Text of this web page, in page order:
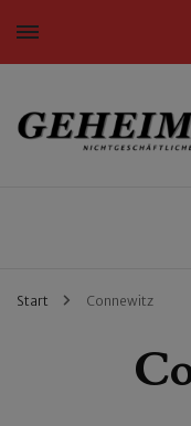
Nichtgeschäftliche
Start Connewitz